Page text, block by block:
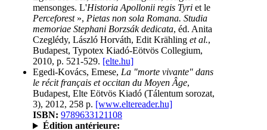
mensonges. L'Historia Apollonii regis Tyri et le
Perceforest», Pietas non sola Romana. Studia
memoriae Stephani Borzsák dedicata, éd. Anita
Czeglédy, László Horváth, Edit Krähling et al.,
Budapest, Typotex Kiadó-Eötvös Collegium,
2010, p. 521-529. [elte.hu]
Egedi-Kovács, Emese, La "morte vivante" dans
le récit français et occitan du Moyen Âge,
Budapest, Elte Eötvös Kiadó (Tálentum sorozat,
3), 2012, 258 p. [www.eltereader.hu]
ISBN: 9789633121108
Édition antérieure: